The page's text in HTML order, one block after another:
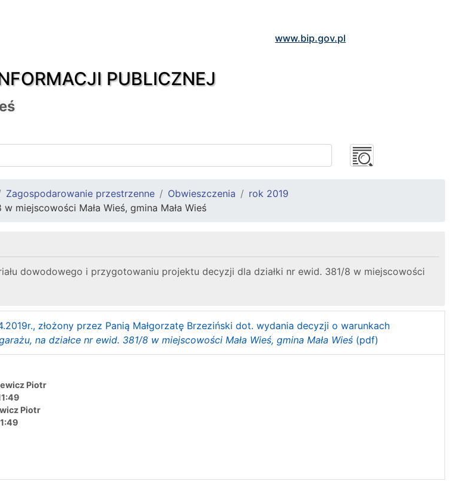
PUBLICZNEJ
www.bip.gov.pl
Zagospodarowanie przestrzenne Obwieszczenia
rok 2019
miejscowości Mała Wieś, gmina Mała Wieś
dowodowego i przygotowaniu projektu decyzji dla działki nr ewid. 381/8 w miejscowości
złożony przez Panią Małgorzatę Brzeziński dot. wydania decyzji o warunkach
na działce nr ewid. 381/8 w miejscowości Mała Wieś, gmina Mała Wieś (pdf)
Piotr
Piotr